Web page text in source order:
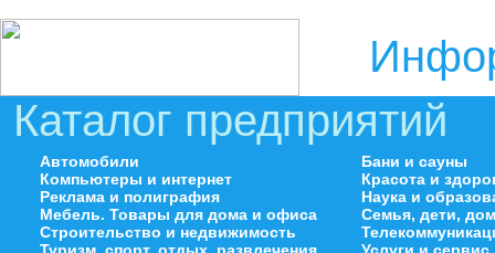
Каталог предприятий
Автомобили
Компьютеры и интернет
Реклама и полиграфия
Мебель. Товары для дома и офиса
Строительство и недвижимость
Бани и сауны
Красота и
Наука и
Семья, дети,